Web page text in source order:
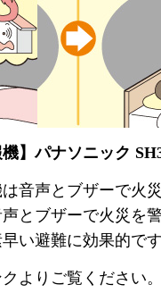
機】パナソニック
音声とブザーで火
とブザーで火災を
い避難に効果的で
よりご覧ください